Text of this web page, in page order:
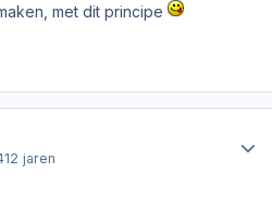
met dit principe
12 jaren